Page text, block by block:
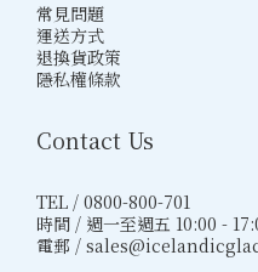
常見問題
運送方式
退換貨政策
隱私權條款
Contact Us
TEL / 0800-800-701
時間 / 週一至週五 10:00 -
電郵 /